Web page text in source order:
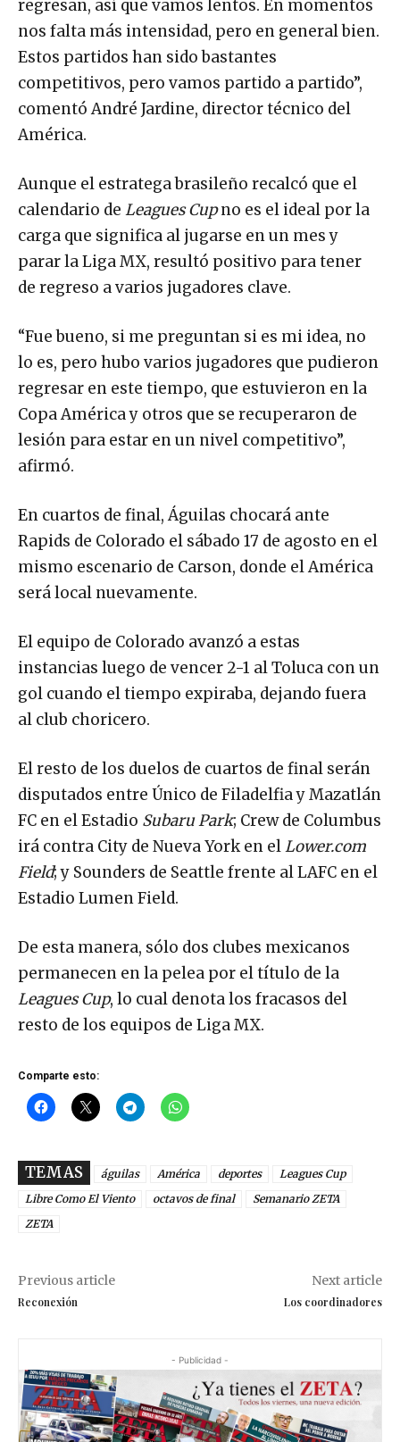
regresan, así que vamos lentos. En momentos
nos falta más intensidad, pero en general bien.
Estos partidos han sido bastantes
competitivos, pero vamos partido a partido”,
comentó André Jardine, director técnico del
América.
Aunque el estratega brasileño recalcó que el
calendario de Leagues Cupno es el ideal por la
carga que significa al jugarse en un mes y
parar la Liga MX, resultó positivo para tener
de regreso a varios jugadores clave.
“Fue bueno, si me preguntan si es mi idea, no
lo es, pero hubo varios jugadores que pudieron
regresar en este tiempo, que estuvieron en la
Copa América y otros que se recuperaron de
lesión para estar en un nivel competitivo”,
afirmó.
En cuartos de final, Águilas chocará ante
Rapids de Colorado el sábado 17 de agosto en el
mismo escenario de Carson, donde el América
será local nuevamente.
El equipo de Colorado avanzó a estas
instancias luego de vencer 2-1 al Toluca con un
gol cuando el tiempo expiraba, dejando fuera
al club choricero.
El resto de los duelos de cuartos de final serán
disputados entre Único de Filadelfia y Mazatlán
FC en el Estadio Subaru Park; Crew de Columbus
irá contra City de Nueva York en elLower.com
Field; y Sounders de Seattle frente al LAFC en el
Estadio Lumen Field.
De esta manera, sólo dos clubes mexicanos
permanecen en la pelea por el título de la
Leagues Cup, lo cual denota los fracasos del
resto de los equipos de Liga MX.
Comparte esto:
TEMAS águilas América deportes
Leagues Cup
Libre Como El Viento
octavos de final
Semanario ZETA
ZETA
Previous article
Reconexión
Next article
Los coordinadores
- Publicidad -